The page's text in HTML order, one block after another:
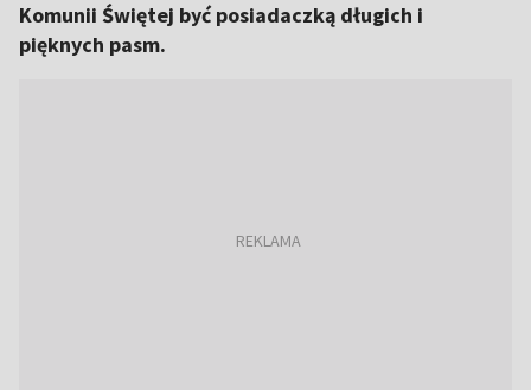
Komunii Świętej być posiadaczką długich i
pięknych pasm.